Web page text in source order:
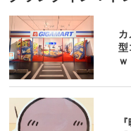
型
ｗ